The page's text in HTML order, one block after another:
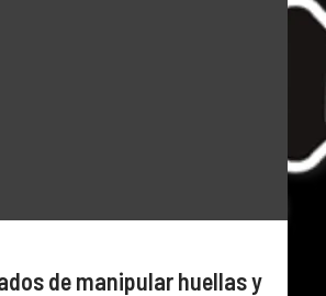
de manipular huellas y